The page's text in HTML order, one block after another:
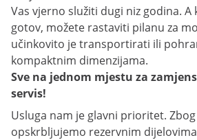
Vas vjerno služiti dugi niz godina. A
gotov, možete rastaviti pilanu za
učinkovito je transportirati ili
kompaktnim dimenzijama.
Sve na jednom mjestu za
servis!
Usluga nam je glavni prioritet.
opskrbljujemo rezervnim